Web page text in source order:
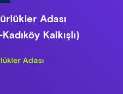
Adası
Kalkışlı)
Adası